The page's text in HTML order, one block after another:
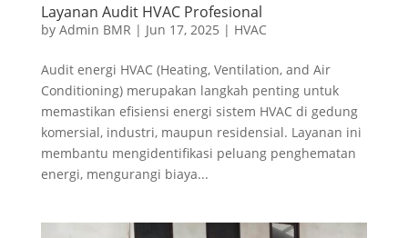
Layanan Audit HVAC Profesional
by Admin BMR | Jun 17, 2025 | HVAC
Audit energi HVAC (Heating, Ventilation, and Air
Conditioning) merupakan langkah penting untuk
memastikan efisiensi energi sistem HVAC di gedung
komersial, industri, maupun residensial. Layanan ini
membantu mengidentifikasi peluang penghematan
energi, mengurangi biaya...